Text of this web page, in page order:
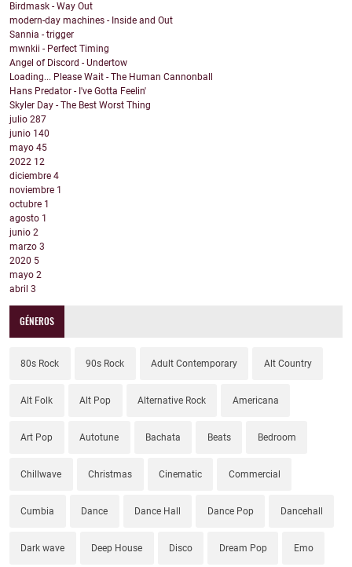
Birdmask - Way Out
modern-day machines - Inside and Out
Sannia - trigger
mwnkii - Perfect Timing
Angel of Discord - Undertow
Loading... Please Wait - The Human Cannonball
Hans Predator - I've Gotta Feelin'
Skyler Day - The Best Worst Thing
julio 287
junio 140
mayo 45
2022 12
diciembre 4
noviembre 1
octubre 1
agosto 1
junio 2
marzo 3
2020 5
mayo 2
abril 3
GÉNEROS
80s Rock 90s Rock Adult Contemporary Alt Country
Alt Folk Alt Pop Alternative Rock Americana
Art Pop Autotune Bachata Beats Bedroom
Chillwave Christmas Cinematic Commercial
Cumbia Dance Dance Hall Dance Pop Dancehall
Dark wave Deep House Disco Dream Pop Emo